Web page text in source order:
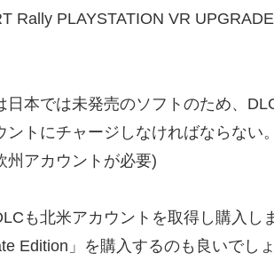
Rally PLAYSTATION VR
日本では未発売のソフトのため、
ントにチャージしなければならな
州アカウントが必要)
も北米アカウントを取得し購入
Edition」を購入するのも良いでしょ